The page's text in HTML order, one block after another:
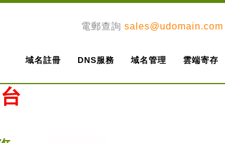
電郵查詢 sales@udomain.com
域名註冊 DNS服務 域名管理 雲端寄存